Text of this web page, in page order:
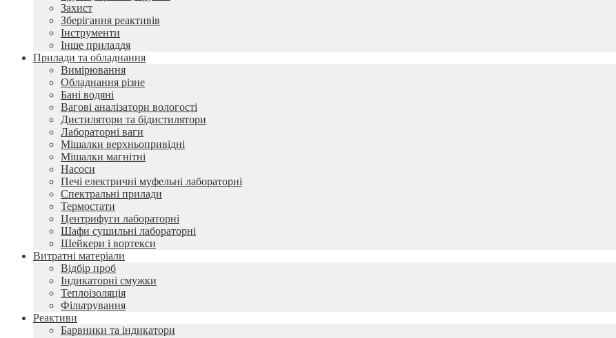
Захист
Зберігання реактивів
Інструменти
Інше приладдя
Прилади та обладнання
Вимірювання
Обладнання різне
Бані водяні
Вагові аналізатори вологості
Дистилятори та бідистилятори
Лабораторні ваги
Мішалки верхньопривідні
Мішалки магнітні
Насоси
Печі електричні муфельні лабораторні
Спектральні прилади
Термостати
Центрифуги лабораторні
Шафи сушильні лабораторні
Шейкери і вортекси
Витратні матеріали
Відбір проб
Індикаторні смужки
Теплоізоляція
Фільтрування
Реактиви
Барвники та індикатори